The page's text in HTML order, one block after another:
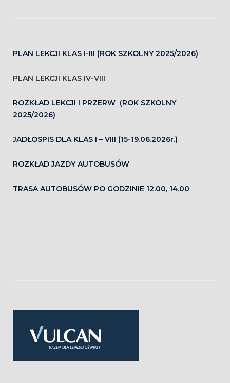
PLAN LEKCJI KLAS I-III (ROK SZKOLNY 2025/2026)
PLAN LEKCJI KLAS IV-VIII
ROZKŁAD LEKCJI I PRZERW (ROK SZKOLNY
2025/2026)
JADŁOSPIS DLA KLAS I – VIII (15-19.06.2026r.)
ROZKŁAD JAZDY AUTOBUSÓW
TRASA AUTOBUSÓW PO GODZINIE 12.00, 14.00